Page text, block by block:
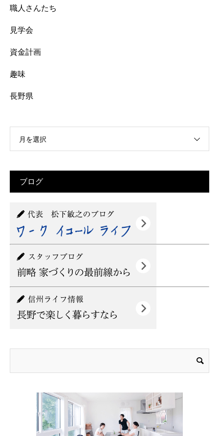
職人さんたち
見学会
資金計画
趣味
長野県
月を選択
ブログ